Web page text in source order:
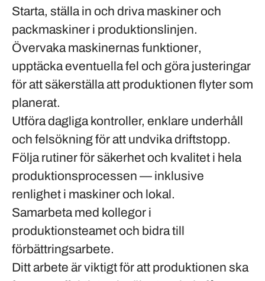
Starta, ställa in och driva maskiner och
packmaskiner i produktionslinjen.
Övervaka maskinernas funktioner,
upptäcka eventuella fel och göra justeringar
för att säkerställa att produktionen flyter som
planerat.
Utföra dagliga kontroller, enklare underhåll
och felsökningför att undvika driftstopp.
Följa rutiner för säkerhet och kvalitet i hela
produktionsprocessen — inklusive
renlighet i maskiner och lokal.
Samarbeta med kollegor i
produktionsteametoch bidra till
förbättringsarbete.
Ditt arbete är viktigt för att produktionen ska